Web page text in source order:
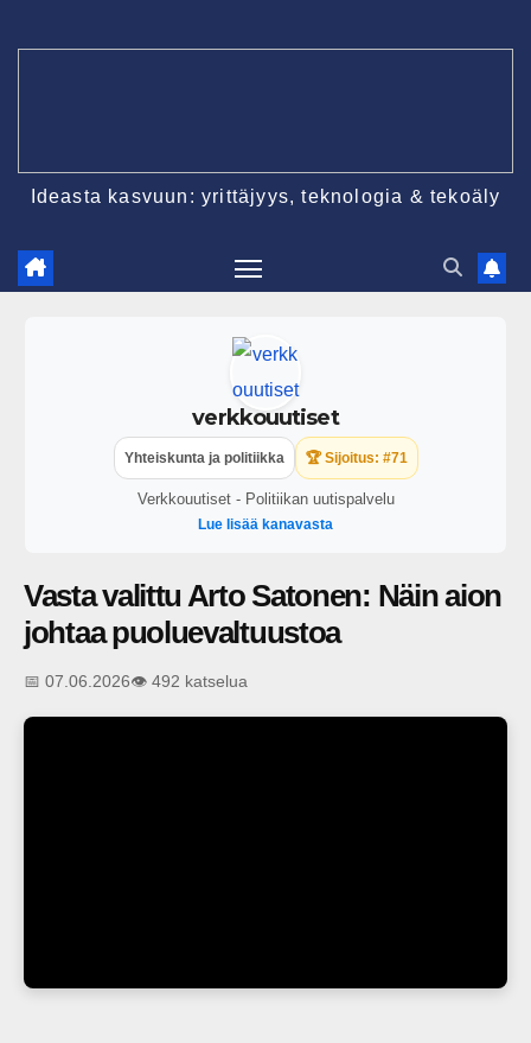
Ideasta kasvuun: yrittäjyys, teknologia & tekoäly
verkkouutiset
Yhteiskunta ja politiikka 🏆 Sijoitus: #71
Verkkouutiset - Politiikan uutispalvelu
Lue lisää kanavasta
Vasta valittu Arto Satonen: Näin aion
johtaa puoluevaltuustoa
📅 07.06.2026👁️ 492 katselua